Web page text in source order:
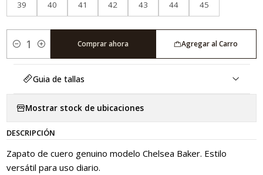
39
40 41 42 43 44 45
Cantidad
Agregar al Carro
Comprar ahora
Guia de tallas
Mostrar stock de ubicaciones
DESCRIPCIÓN
Zapato de cuero genuino modelo Chelsea Baker. Estilo
versátil para uso diario.